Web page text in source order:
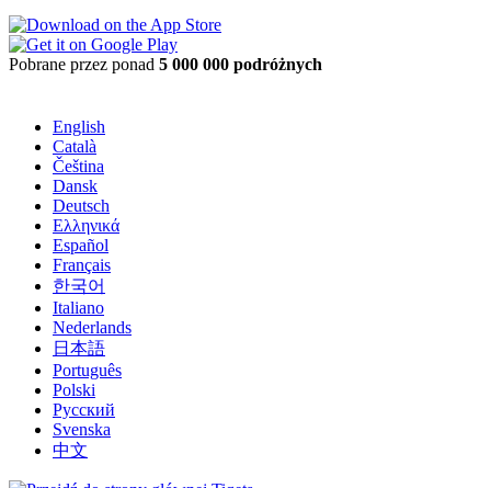
Pobrane przez ponad 5 000 000 podróżnych
English
Català
Čeština
Dansk
Deutsch
Ελληνικά
Español
Français
한국어
Italiano
Nederlands
日本語
Português
Polski
Русский
Svenska
中文